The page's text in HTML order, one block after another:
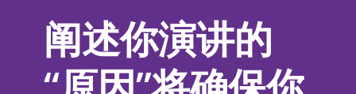
阐述你演讲的